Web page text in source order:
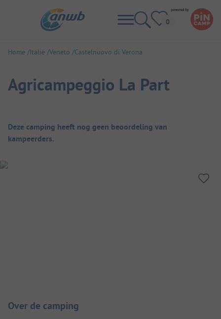
Home Italië Veneto Castelnuovo di Verona
Agricampeggio La Part
Camping overzicht
Deze camping heeft nog geen beoordeling van
kampeerders.
Over de camping